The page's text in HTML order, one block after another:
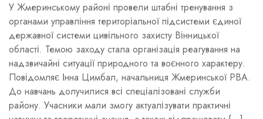
У Жмеринському районі провели штабні тренування з
органами управління територіальної підсистеми єдиної
державної системи цивільного захисту Вінницької
області. Темою заходу стала організація реагування на
надзвичайні ситуації природного та воєнного характеру.
Повідомляє Інна Цимбал, начальниця Жмеринської РВА.
До навчань долучилися всі спеціалізовані служби
району. Учасники мали змогу актуалізувати практичні